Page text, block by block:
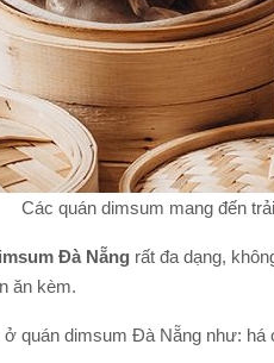
Các quán dimsum mang đến
Đà Nẵng rất đa dạng,
ăn kèm.
quán dimsum Đà Nẵng như: